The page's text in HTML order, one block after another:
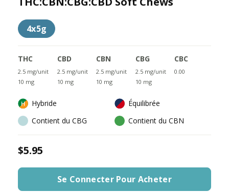
4x5g
THC
2.5 mg/unit
10 mg
CBD
2.5 mg/unit
10 mg
CBN
2.5 mg/unit
10 mg
CBG
2.5 mg/unit
10 mg
CBC
0.00
Hybride
Équilibrée
Contient du CBG
Contient du CBN
$5.95
Se Connecter Pour Acheter